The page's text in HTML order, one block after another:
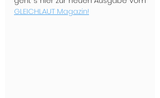
GLEICHLAUT Magazin!